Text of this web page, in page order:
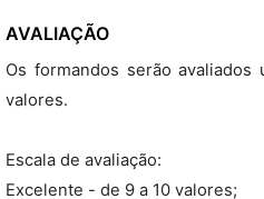
AVALIAÇÃO
Os formandos serão
valores.
Escala de avaliação:
Excelente - de 9 a 10 valores;